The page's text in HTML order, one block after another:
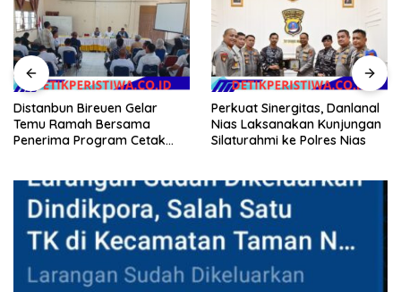
Distanbun Bireuen Gelar
Temu Ramah Bersama
Penerima Program Cetak
Perkuat Sinergitas, Danlanal
Nias Laksanakan Kunjungan
Silaturahmi ke Polres Nias